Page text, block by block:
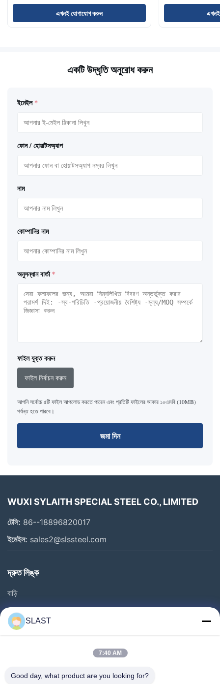
এখনই যোগাযোগ করুন
একটি উদ্ধৃতি অনুরোধ করুন
ইমেইল *
ফোন / হোয়াটসঅ্যাপ
নাম
কোম্পানির নাম
অনুসন্ধান বার্তা *
ফাইল যুক্ত করুন
ফাইল নির্বাচন করুন
আপনি সর্বোচ্চ ৫টি ফাইল আপলোড করতে পারেন এবং প্রতিটি ফাইলের আকার ১০এমবি (10MB)
পর্যন্ত হতে পারবে।
জমা দিন
WUXI SYLAITH SPECIAL STEEL CO., LIMITED
টেলি: 86--18896820017
ইমেইল: sales2@slssteel.com
দ্রুত লিঙ্ক
বাড়ি
পণ্য
ভিডিও
গুণগত মান নিয়ন্ত্রণ
SLAST
7:40 AM
Good day, what product are you looking for?